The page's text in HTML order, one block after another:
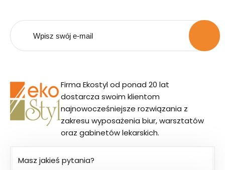
Firma Ekostyl od ponad 20 lat
dostarcza swoim klientom
najnowocześniejsze rozwiązania z
zakresu wyposażenia biur, warsztatów
oraz gabinetów lekarskich.
Masz jakieś pytania?